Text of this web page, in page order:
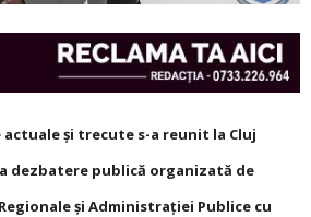
şi trecute s-a reunit la Cluj
dezbatere publică organizată de
şi Administraţiei Publice cu